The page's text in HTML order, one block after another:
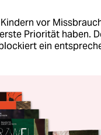
vor
Priorität haben.
ein